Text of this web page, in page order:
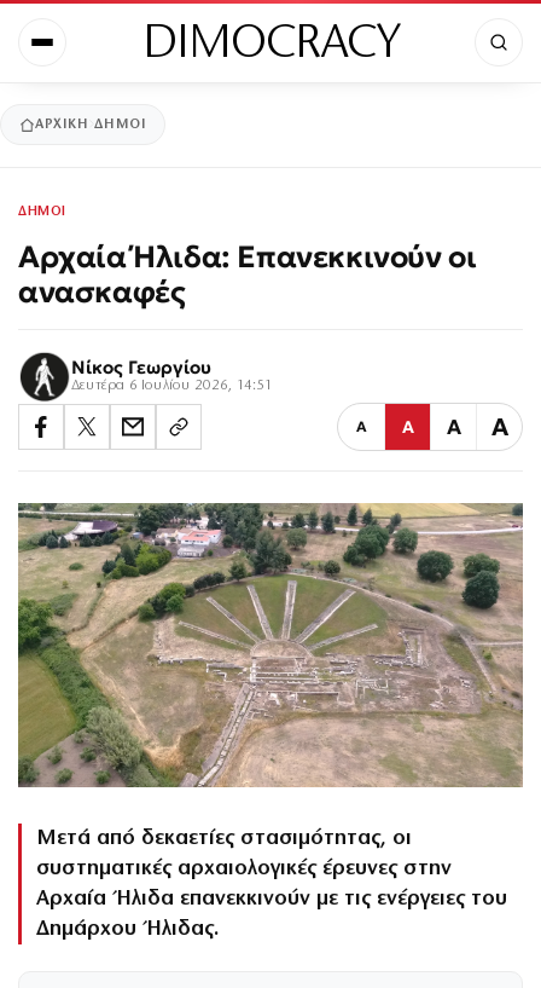
DIMOCRACY
ΑΡΧΙΚΉ ΔΗΜΟΙ
ΔΗΜΟΙ
Αρχαία Ήλιδα: Επανεκκινούν οι
ανασκαφές
Νίκος Γεωργίου
Δευτέρα 6 Ιουλίου 2026, 14:51
Α Α Α Α
Μετά από δεκαετίες στασιμότητας, οι
συστηματικές αρχαιολογικές έρευνες στην
Αρχαία Ήλιδα επανεκκινούν με τις ενέργειες του
Δημάρχου Ήλιδας.